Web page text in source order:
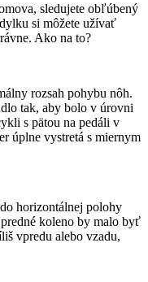
sledujete obľúbený
si môžete užívať
Ako na to?
rozsah pohybu nôh.
tak, aby bolo v úrovni
s pätou na pedáli v
úplne vystretá s miernym
horizontálnej polohy
koleno by malo byť
vpredu alebo vzadu,